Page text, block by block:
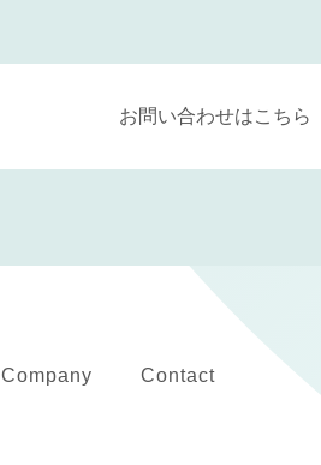
お問い合わせはこちら
Company Contact